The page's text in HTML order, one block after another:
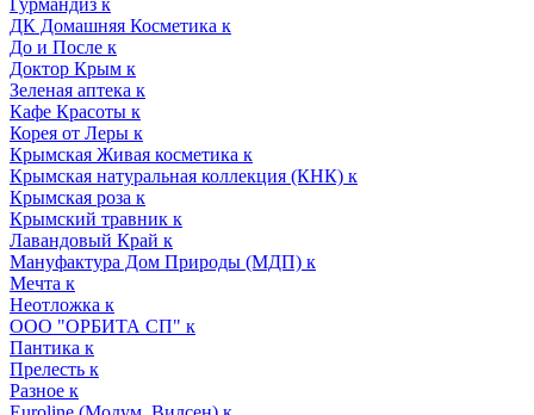
Гурмандиз к
ДК Домашняя Косметика к
До и После к
Доктор Крым к
Зеленая аптека к
Кафе Красоты к
Корея от Леры к
Крымская Живая косметика к
Крымская натуральная коллекция (КНК) к
Крымская роза к
Крымский травник к
Лавандовый Край к
Мануфактура Дом Природы (МДП) к
Мечта к
Неотложка к
ООО "ОРБИТА СП" к
Пантика к
Прелесть к
Разное к